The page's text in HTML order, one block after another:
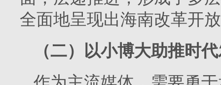
全面地呈现出海南改革开
（二）以小博大助推时